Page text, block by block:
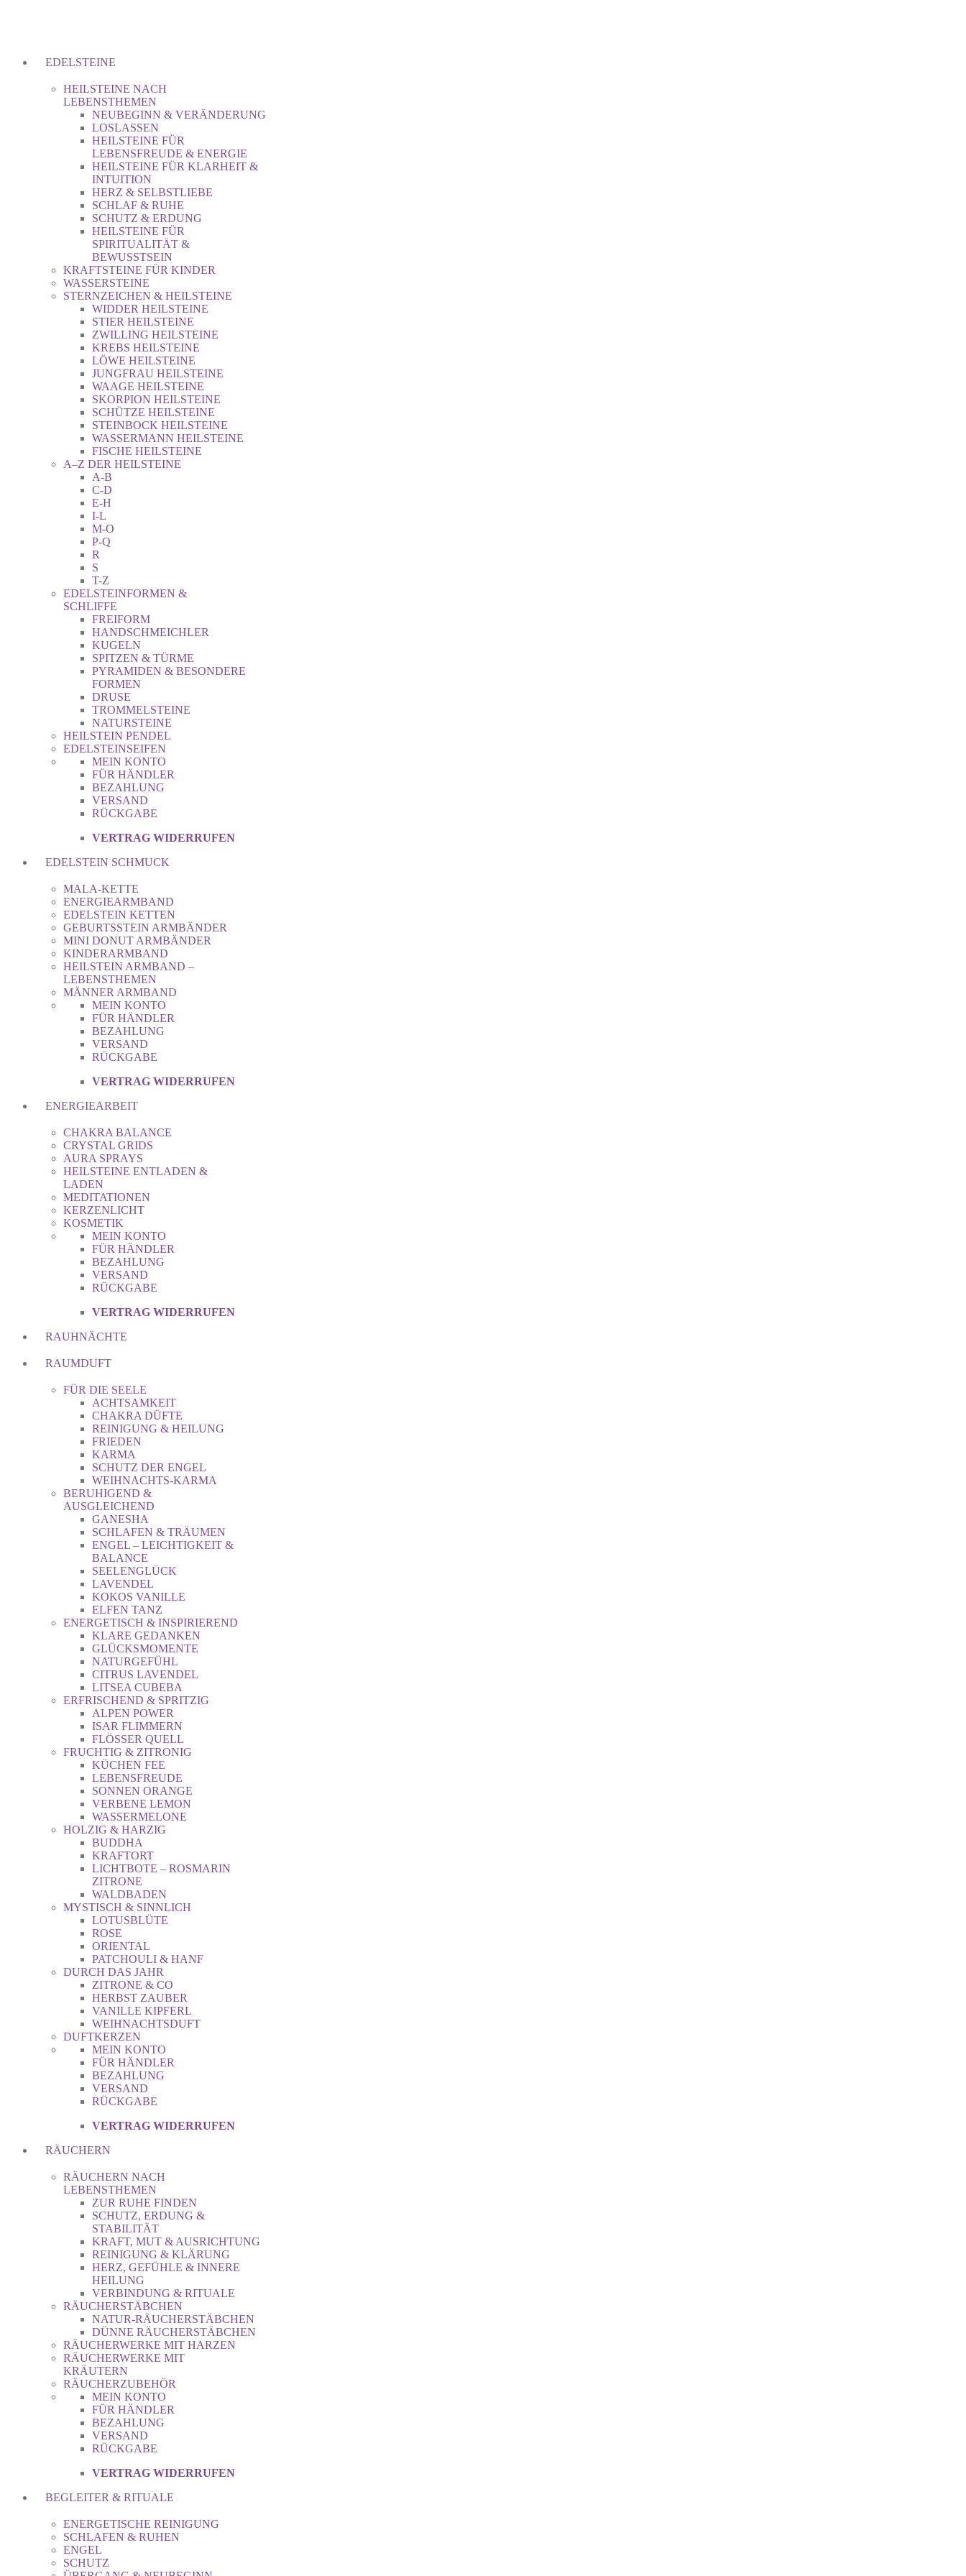
EDELSTEINE
HEILSTEINE NACH
LEBENSTHEMEN
NEUBEGINN & VERÄNDERUNG
LOSLASSEN
HEILSTEINE FÜR
LEBENSFREUDE & ENERGIE
HEILSTEINE FÜR KLARHEIT &
INTUITION
HERZ & SELBSTLIEBE
SCHLAF & RUHE
SCHUTZ & ERDUNG
HEILSTEINE FÜR
SPIRITUALITÄT &
BEWUSSTSEIN
KRAFTSTEINE FÜR KINDER
WASSERSTEINE
STERNZEICHEN & HEILSTEINE
WIDDER HEILSTEINE
STIER HEILSTEINE
ZWILLING HEILSTEINE
KREBS HEILSTEINE
LÖWE HEILSTEINE
JUNGFRAU HEILSTEINE
WAAGE HEILSTEINE
SKORPION HEILSTEINE
SCHÜTZE HEILSTEINE
STEINBOCK HEILSTEINE
WASSERMANN HEILSTEINE
FISCHE HEILSTEINE
A–Z DER HEILSTEINE
A-B
C-D
E-H
I-L
M-O
P-Q
R
S
T-Z
EDELSTEINFORMEN &
SCHLIFFE
FREIFORM
HANDSCHMEICHLER
KUGELN
SPITZEN & TÜRME
PYRAMIDEN & BESONDERE
FORMEN
DRUSE
TROMMELSTEINE
NATURSTEINE
HEILSTEIN PENDEL
EDELSTEINSEIFEN
MEIN KONTO
FÜR HÄNDLER
BEZAHLUNG
VERSAND
RÜCKGABE
VERTRAG WIDERRUFEN
EDELSTEIN SCHMUCK
MALA-KETTE
ENERGIEARMBAND
EDELSTEIN KETTEN
GEBURTSSTEIN ARMBÄNDER
MINI DONUT ARMBÄNDER
KINDERARMBAND
HEILSTEIN ARMBAND –
LEBENSTHEMEN
MÄNNER ARMBAND
MEIN KONTO
FÜR HÄNDLER
BEZAHLUNG
VERSAND
RÜCKGABE
VERTRAG WIDERRUFEN
ENERGIEARBEIT
CHAKRA BALANCE
CRYSTAL GRIDS
AURA SPRAYS
HEILSTEINE ENTLADEN &
LADEN
MEDITATIONEN
KERZENLICHT
KOSMETIK
MEIN KONTO
FÜR HÄNDLER
BEZAHLUNG
VERSAND
RÜCKGABE
VERTRAG WIDERRUFEN
RAUHNÄCHTE
RAUMDUFT
FÜR DIE SEELE
ACHTSAMKEIT
CHAKRA DÜFTE
REINIGUNG & HEILUNG
FRIEDEN
KARMA
SCHUTZ DER ENGEL
WEIHNACHTS-KARMA
BERUHIGEND &
AUSGLEICHEND
GANESHA
SCHLAFEN & TRÄUMEN
ENGEL – LEICHTIGKEIT &
BALANCE
SEELENGLÜCK
LAVENDEL
KOKOS VANILLE
ELFEN TANZ
ENERGETISCH & INSPIRIEREND
KLARE GEDANKEN
GLÜCKSMOMENTE
NATURGEFÜHL
CITRUS LAVENDEL
LITSEA CUBEBA
ERFRISCHEND & SPRITZIG
ALPEN POWER
ISAR FLIMMERN
FLÖSSER QUELL
FRUCHTIG & ZITRONIG
KÜCHEN FEE
LEBENSFREUDE
SONNEN ORANGE
VERBENE LEMON
WASSERMELONE
HOLZIG & HARZIG
BUDDHA
KRAFTORT
LICHTBOTE – ROSMARIN
ZITRONE
WALDBADEN
MYSTISCH & SINNLICH
LOTUSBLÜTE
ROSE
ORIENTAL
PATCHOULI & HANF
DURCH DAS JAHR
ZITRONE & CO
HERBST ZAUBER
VANILLE KIPFERL
WEIHNACHTSDUFT
DUFTKERZEN
MEIN KONTO
FÜR HÄNDLER
BEZAHLUNG
VERSAND
RÜCKGABE
VERTRAG WIDERRUFEN
RÄUCHERN
RÄUCHERN NACH
LEBENSTHEMEN
ZUR RUHE FINDEN
SCHUTZ, ERDUNG &
STABILITÄT
KRAFT, MUT & AUSRICHTUNG
REINIGUNG & KLÄRUNG
HERZ, GEFÜHLE & INNERE
HEILUNG
VERBINDUNG & RITUALE
RÄUCHERSTÄBCHEN
NATUR-RÄUCHERSTÄBCHEN
DÜNNE RÄUCHERSTÄBCHEN
RÄUCHERWERKE MIT HARZEN
RÄUCHERWERKE MIT
KRÄUTERN
RÄUCHERZUBEHÖR
MEIN KONTO
FÜR HÄNDLER
BEZAHLUNG
VERSAND
RÜCKGABE
VERTRAG WIDERRUFEN
BEGLEITER & RITUALE
ENERGETISCHE REINIGUNG
SCHLAFEN & RUHEN
ENGEL
SCHUTZ